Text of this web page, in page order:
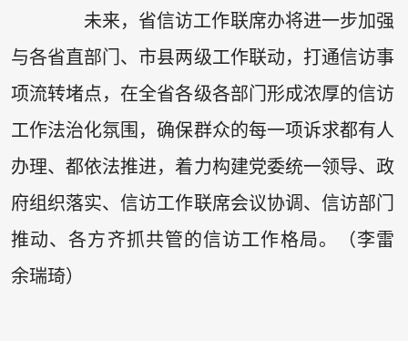
未来，省信访工作联席办将进一步加强
与各省直部门、市县两级工作联动，打通信访事
项流转堵点，在全省各级各部门形成浓厚的信访
工作法治化氛围，确保群众的每一项诉求都有人
办理、都依法推进，着力构建党委统一领导、政
府组织落实、信访工作联席会议协调、信访部门
推动、各方齐抓共管的信访工作格局。（李雷
余瑞琦）